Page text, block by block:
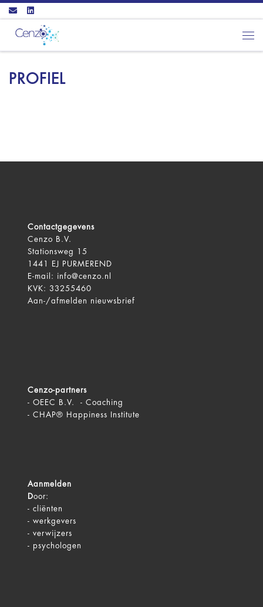
Ga naar inhoud
PROFIEL
Contactgegevens
Cenzo B.V.
Stationsweg 15
1441 EJ PURMEREND
E-mail:
info@cenzo.nl
KVK: 33255460
Aan-/afmelden
nieuwsbrief
Cenzo-partners
- OEEC B.V. - Coaching
- CHAP® Happiness Institute
Aanmelden
Door:
- cliënten
- werkgevers
- verwijzers
- psychologen